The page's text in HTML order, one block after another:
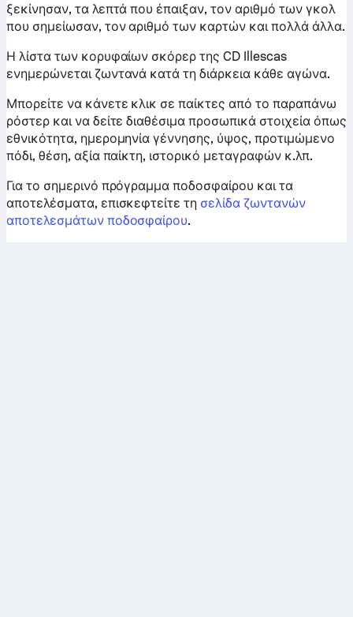
ξεκίνησαν, τα λεπτά που έπαιξαν, τον αριθμό των γκολ
που σημείωσαν, τον αριθμό των καρτών και πολλά άλλα.
Η λίστα των κορυφαίων σκόρερ της CD Illescas
ενημερώνεται ζωντανά κατά τη διάρκεια κάθε αγώνα.
Μπορείτε να κάνετε κλικ σε παίκτες από το παραπάνω
ρόστερ και να δείτε διαθέσιμα προσωπικά στοιχεία όπως
εθνικότητα, ημερομηνία γέννησης, ύψος, προτιμώμενο
πόδι, θέση, αξία παίκτη, ιστορικό μεταγραφών κ.λπ.
Για το σημερινό πρόγραμμα ποδοσφαίρου και τα
αποτελέσματα, επισκεφτείτε τη σελίδα ζωντανών
αποτελεσμάτων ποδοσφαίρου.